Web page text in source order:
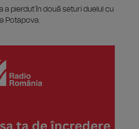
a pierdut în două seturi duelul cu
Potapova.